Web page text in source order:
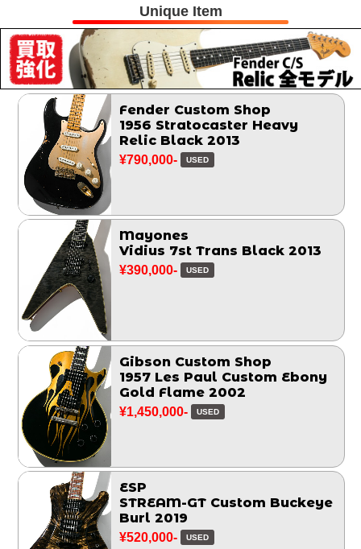
Unique Item
Fender Custom Shop
1956 Stratocaster Heavy
Relic Black 2013
¥790,000- USED
Mayones
Vidius 7st Trans Black 2013
¥390,000- USED
Gibson Custom Shop
1957 Les Paul Custom Ebony
Gold Flame 2002
¥1,450,000- USED
ESP
STREAM-GT Custom Buckeye
Burl 2019
¥520,000- USED